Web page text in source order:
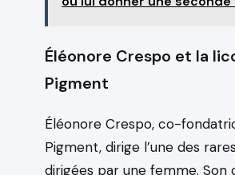
Éléonore Crespo et la
Pigment
Éléonore Crespo, co-
Pigment, dirige l’une des
dirigées par une femme. Son